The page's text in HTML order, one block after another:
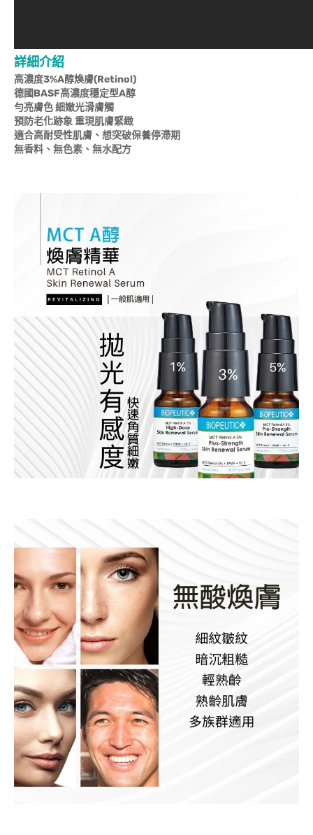
詳細介紹
高濃度3%A醇煥膚(Retinol)
德國BASF高濃度穩定型A醇
勻亮膚色 細嫩光滑膚觸
預防老化跡象 重現肌膚緊緻
適合高耐受性肌膚、想突破保養停滯期
無香料、無色素、無水配方